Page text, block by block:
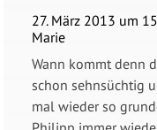
27. März 2013 um
Marie
Wann kommt denn
schon sehnsüchtig
mal wieder so